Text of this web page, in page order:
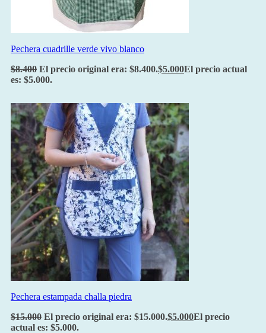
Pechera cuadrille verde vivo blanco
$8.400 El precio original era: $8.400.$5.000El precio actual
es: $5.000.
Pechera estampada challa piedra
$15.000 El precio original era: $15.000.$5.000El precio
actual es: $5.000.